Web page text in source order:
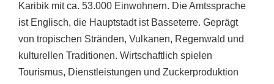
Karibik mit ca. 53.000 Einwohnern. Die Amtssprache
ist Englisch, die Hauptstadt ist Basseterre. Geprägt
von tropischen Stränden, Vulkanen, Regenwald und
kulturellen Traditionen. Wirtschaftlich spielen
Tourismus, Dienstleistungen und Zuckerproduktion